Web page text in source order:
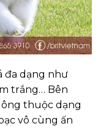
đa dạng như
trắng… Bên
thuộc dạng
vô cùng ấn